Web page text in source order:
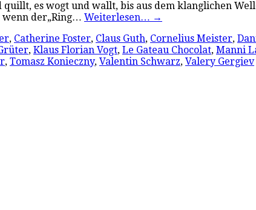
es wogt und wallt, bis aus dem klanglichen
wenn der„Ring… Weiterlesen… →
, Catherine Foster, Claus Guth, Cornelius Meister,
, Klaus Florian Vogt, Le Gateau Chocolat, Manni
, Tomasz Konieczny, Valentin Schwarz, Valery Gergiev